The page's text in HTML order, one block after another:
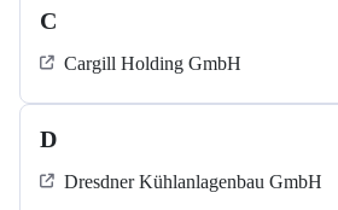
C
Cargill Holding GmbH
D
Dresdner Kühlanlagenbau GmbH